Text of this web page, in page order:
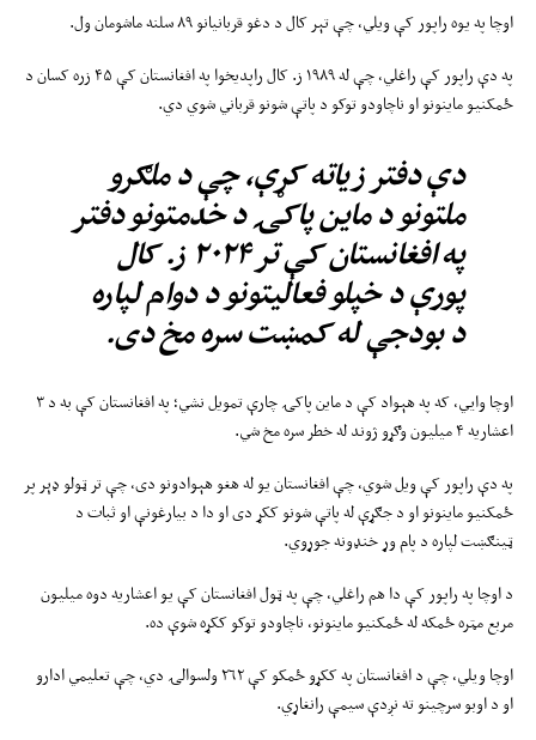
اوچا په یوه راپور کې ویلي، چې تېر کال د دغو قربانیانو ۸۹ سلنه ماشومان ول.
په دې راپور کې راغلي، چې له ۱۹۸۹ ز. کال راپدیخوا په افغانستان کې ۴۵ زره کسان د
ځمکنیو ماینونو او ناچاودو توکو د پاتې شونو قرباني شوي دي.
دې دفتر زیاته کړې، چې د ملګرو
ملتونو د ماین پاکۍ د خدمتونو دفتر
په افغانستان کې تر ۲۰۲۴ ز. کال
پورې د خپلو فعالیتونو د دوام لپاره
د بودجې له کمښت سره مخ دی.
اوچا وايي، که په هېواد کې د ماین پاکۍ چارې تمویل نشي؛ په افغانستان کې به د ۳
اعشاریه ۴ میلیون وګړو ژوند له خطر سره مخ شي.
په دې راپور کې ویل شوي، چې افغانستان یو له هغو هېوادونو دی، چې تر ټولو ډېر پر
ځمکنیو ماینونو او د جګړې له پاتې شونو ککړ دی او دا د بیارغونې او ثبات د
ټینګښت لپاره د پام وړ خنډونه جوړوي.
د اوچا په راپور کې دا هم راغلي، چې په ټول افغانستان کې یو اعشاریه دوه میلیون
مربع مټره ځمکه له ځمکنیو ماینونو، ناچاودو توکو ککړه شوې ده.
اوچا ويلي، چې د افغانستان په ککړو ځمکو کې ٢٦٢ ولسوالۍ دي، چې تعليمي ادارو
او د اوبو سرچينو ته نږدې سيمې رانغاړي.